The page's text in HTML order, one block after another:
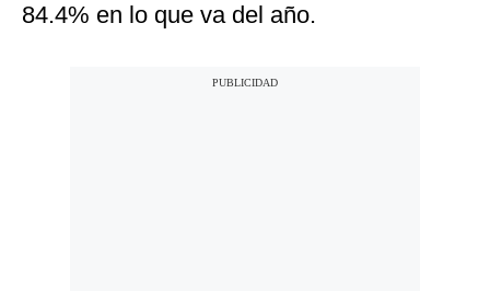
84.4% en lo que va del año.